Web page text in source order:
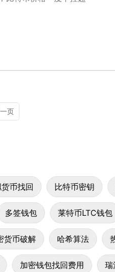
页
币找回 比特币密钥
多签钱包 莱特币LTC钱包
货币破解 哈希算法
加密钱包找回费用 瑞